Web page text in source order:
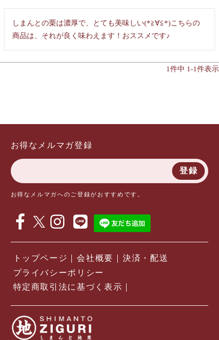
しまんとの栗は濃厚で、とても美味しい(*≧∀≦*)こちらの
商品は、それが良く味わえます！おススメです♪
1件中 1-1件表示
お得なメルマガ登録
登録
お得なメルマガへのご登録がおすすめです。
トップページ 会社概要
決済・配送
プライバシーポリシー
特定商取引法に基づく表示